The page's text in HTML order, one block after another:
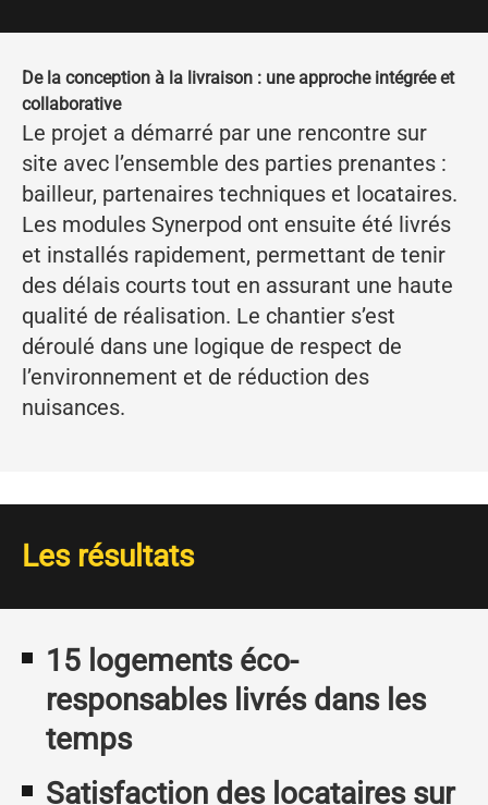
De la conception à la livraison : une approche intégrée et
collaborative
Le projet a démarré par une rencontre sur
site avec l’ensemble des parties prenantes :
bailleur, partenaires techniques et locataires.
Les modules Synerpod ont ensuite été livrés
et installés rapidement, permettant de tenir
des délais courts tout en assurant une haute
qualité de réalisation. Le chantier s’est
déroulé dans une logique de respect de
l’environnement et de réduction des
nuisances.
Les résultats
15 logements éco-
responsables livrés dans les
temps
Satisfaction des locataires sur